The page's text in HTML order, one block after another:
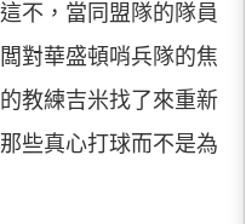
不，當同盟隊的隊員
對華盛頓哨兵隊的焦
教練吉米找了來重新
些真心打球而不是為